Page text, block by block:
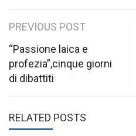
Post
navigation
PREVIOUS POST
“Passione laica e
profezia”,cinque giorni
di dibattiti
RELATED POSTS